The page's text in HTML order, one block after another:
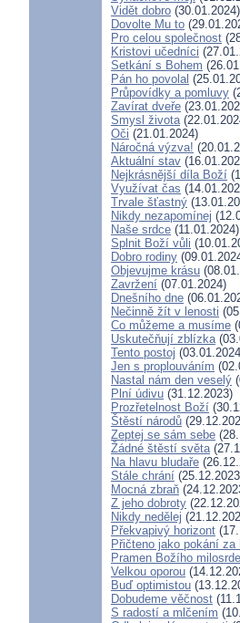
Vidět dobro (30.01.2024)
Dovolte Mu to
Pro celou společnost
Kristovi učedníci
Setkání s Bohem
Pán ho povolal
Průpovídky a pomluvy
Zavírat dveře
Smysl života
Oči (21.01.2024)
Náročná výzva!
Aktuální stav
Nejkrásnější díla Boží
Využívat čas
Trvale šťastný
Nikdy nezapomínej
Naše srdce (11.01.2024)
Splnit Boží vůli
Dobro rodiny
Objevujme krásu
Zavržení (07.01.2024)
Dnešního dne
Nečinně žít v lenosti
Co můžeme a musíme
Uskutečňují zblízka
Tento postoj
Jen s proplouváním
Nastal nám den veselý
Plní údivu (31.12.2023)
Prozřetelnost Boží
Štěstí národů
Zeptej se sám sebe
Žádné štěstí světa
Na hlavu bludaře
Stále chrání
Mocná zbraň
Z jeho dobroty
Nikdy nedělej
Překvapivý horizont
Přičteno jako pokání za
Pramen Božího
Velkou oporou
Buď optimistou
Dobudeme věčnost
S radostí a mlčením